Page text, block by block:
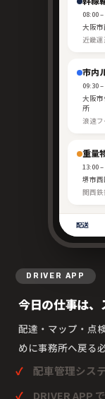
08:00
大阪
近畿
市内
09:30
大阪
所
浪速フ
重量
13:00
堺市
関西鉄
配送
DRIVER APP
今日の仕事は、
配達・マップ・点
めに事務所へ戻る
配車管理シス
DRIVER APP